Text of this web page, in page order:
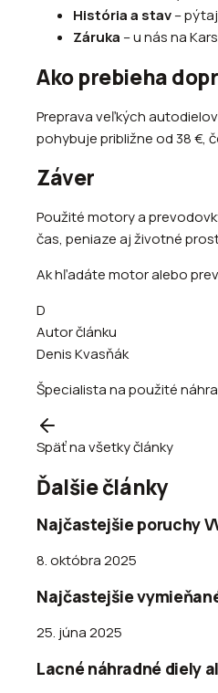
História a stav–
Záruka – u nás na
Ako prebieha
Preprava veľkých
pohybuje približne od 38 €,
Záver
Použité motory a
čas, peniaze aj životné
Ak hľadáte motor alebo
D
Autor článku
Denis Kvasňák
Špecialista na použité
Späť na všetky články
Ďalšie články
Najčastejšie poruchy
8. októbra 2025
Najčastejšie
25. júna 2025
Lacné náhradné diely